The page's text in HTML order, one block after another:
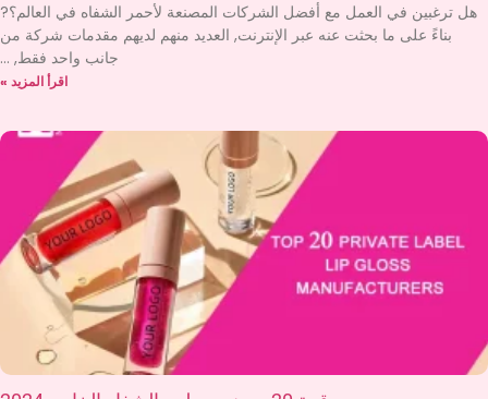
هل ترغبين في العمل مع أفضل الشركات المصنعة لأحمر الشفاه في العالم؟?
بناءً على ما بحثت عنه عبر الإنترنت, العديد منهم لديهم مقدمات شركة من
جانب واحد فقط,
اقرأ المزيد »